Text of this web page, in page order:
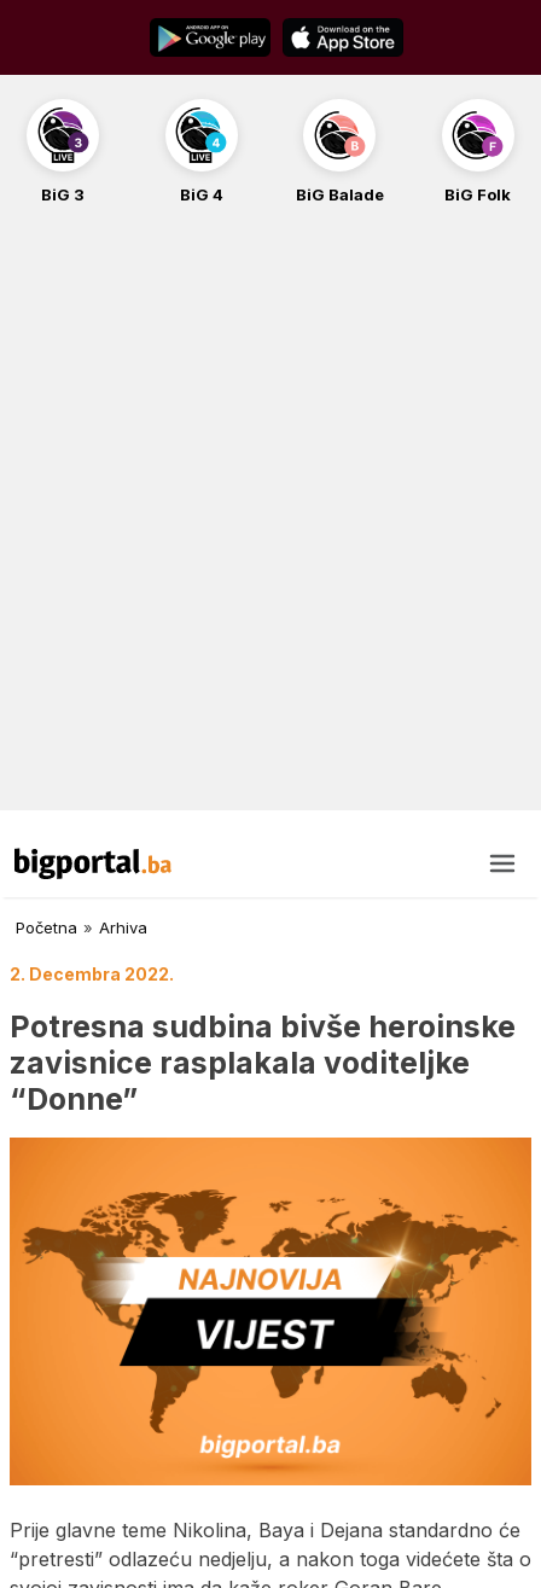
content
BiG 3 BiG 4 BiG Balade BiG Folk
Početna » Arhiva
2. Decembra 2022.
Potresna sudbina bivše heroinske
zavisnice rasplakala voditeljke
“Donne”
Prije glavne teme Nikolina, Baya i Dejana standardno će
“pretresti” odlazeću nedjelju, a nakon toga videćete šta o